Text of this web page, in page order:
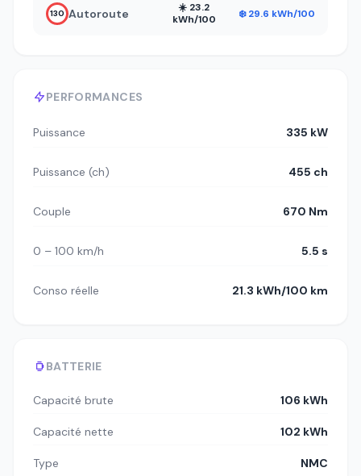
PERFORMANCES
Puissance 335 kW
Puissance (ch) 455 ch
Couple 670 Nm
0 – 100 km/h 5.5 s
Conso réelle 21.3 kWh/100 km
BATTERIE
Capacité brute 106 kWh
Capacité nette 102 kWh
Type NMC
130 Autoroute
☀️ 23.2
kWh/100
❄️ 29.6 kWh/100